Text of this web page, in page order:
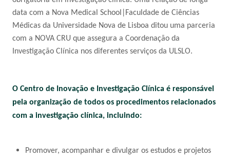
data com a Nova Medical School|Faculdade de Ciências
Médicas da Universidade Nova de Lisboa ditou uma parceria
com a NOVA CRU que assegura a Coordenação da
Investigação Clínica nos diferentes serviços da ULSLO.
O Centro de Inovação e Investigação Clínica é responsável
pela organização de todos os procedimentos relacionados
com a investigação clínica, incluindo:
Promover, acompanhar e divulgar os estudos e projetos